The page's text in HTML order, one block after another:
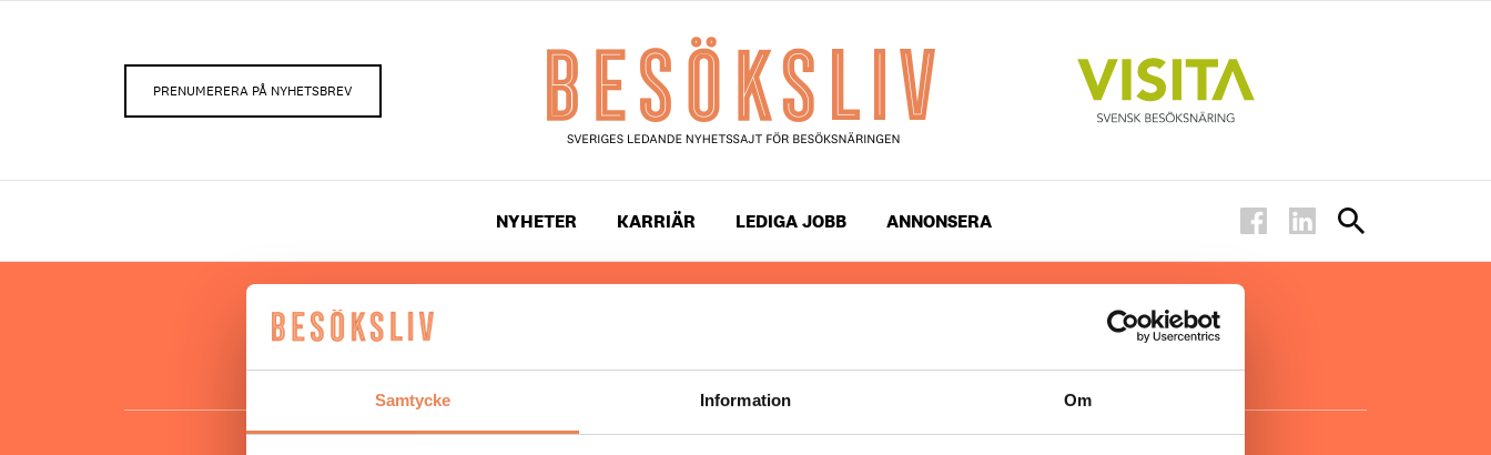
Samtycke Information Om
PRENUMERERA PÅ NYHETSBREV
NYHETER KARRIÄR LEDIGA JOBB ANNONSERA
Hos oss läser du landets mest uppdaterade nyheter och snackisar inom
besöksnäringen. Besöksliv i sin tryckta form är ett affärsmagasin för ägare